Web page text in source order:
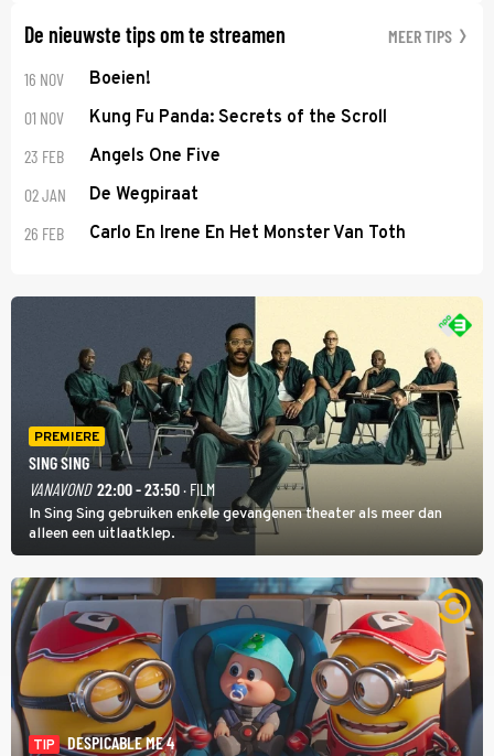
De nieuwste tips om te streamen MEER TIPS
16 NOV Boeien!
01 NOV Kung Fu Panda: Secrets of the Scroll
23 FEB Angels One Five
02 JAN De Wegpiraat
26 FEB Carlo En Irene En Het Monster Van Toth
PREMIERE
SING SING
VANAVOND 22:00 - 23:50· FILM
In Sing Sing gebruiken enkele gevangenen theater als meer dan
alleen een uitlaatklep.
TIP
DESPICABLE ME 4